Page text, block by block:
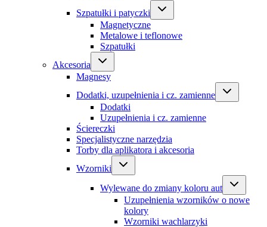
Szpatułki i patyczki
Magnetyczne
Metalowe i teflonowe
Szpatułki
Akcesoria
Magnesy
Dodatki, uzupełnienia i cz. zamienne
Dodatki
Uzupełnienia i cz. zamienne
Ściereczki
Specjalistyczne narzędzia
Torby dla aplikatora i akcesoria
Wzorniki
Wylewane do zmiany koloru aut
Uzupełnienia wzorników o nowe
kolory
Wzorniki wachlarzyki